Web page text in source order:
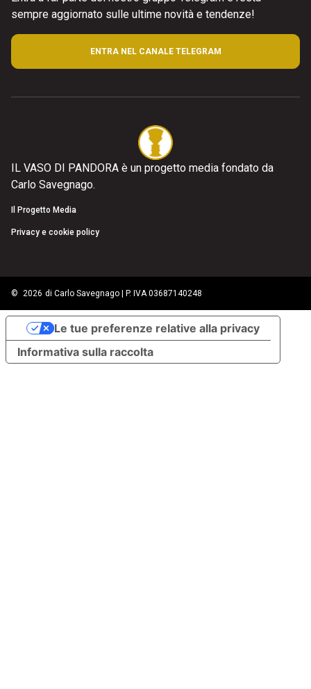
sempre aggiornato sulle ultime novità e tendenze!
ENTRA NEL CANALE TELEGRAM
IL VASO DI PANDORA è un progetto media fondato da
Carlo Savegnago.
Il Progetto Media
Privacy e cookie policy
© 2026 di Carlo Savegnago | P. IVA 03687140248
Informativa sulla raccolta
Le tue preferenze relative alla privacy